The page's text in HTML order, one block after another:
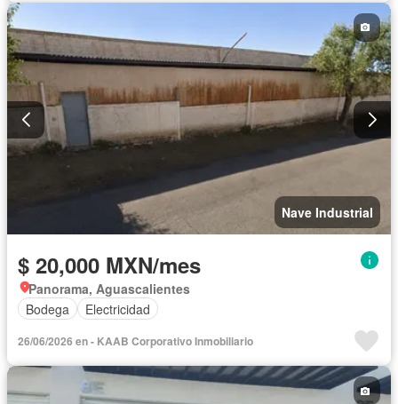
Nave Industrial
$ 20,000 MXN/mes
Panorama, Aguascalientes
Bodega
Electricidad
26/06/2026 en - KAAB Corporativo Inmobiliario